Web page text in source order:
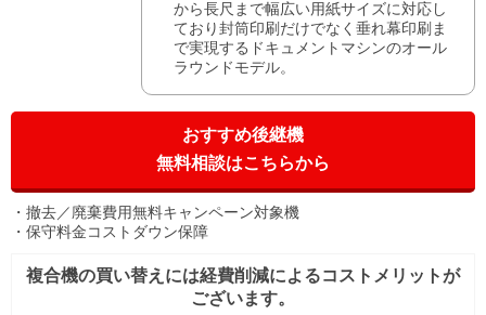
から長尺まで幅広い用紙サイズに対応し
ており封筒印刷だけでなく垂れ幕印刷ま
で実現するドキュメントマシンのオール
ラウンドモデル。
おすすめ後継機
無料相談はこちらから
撤去／廃棄費用無料キャンペーン対象機
保守料金コストダウン保障
複合機の買い替えには経費削減によるコストメリットが
ございます。